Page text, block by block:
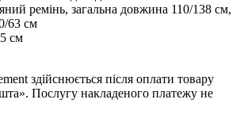
ремінь, загальна довжина 110/138 см,
63 см
см
здійснюється після оплати товару
Послугу накладеного платежу не